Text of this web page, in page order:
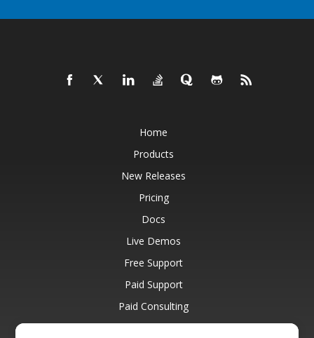
Home
Products
New Releases
Pricing
Docs
Live Demos
Free Support
Paid Support
Paid Consulting
Blog